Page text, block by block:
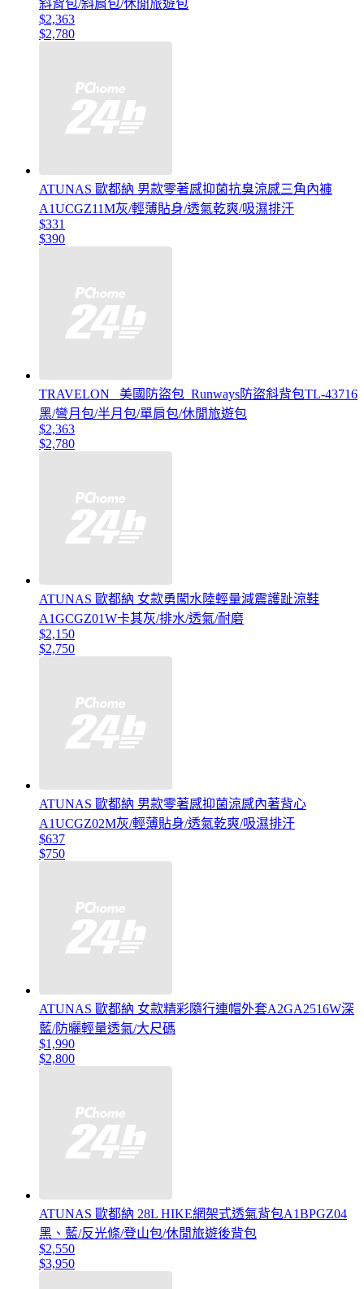
斜背包/斜肩包/休閒旅遊包
$2,363
$2,780
ATUNAS 歐都納 男款零著感抑菌抗臭涼感三角內褲
A1UCGZ11M灰/輕薄貼身/透氣乾爽/吸濕排汗
$331
$390
TRAVELON _美國防盜包_Runways防盜斜背包TL-43716
黑/彎月包/半月包/單肩包/休閒旅遊包
$2,363
$2,780
ATUNAS 歐都納 女款勇闖水陸輕量減震護趾涼鞋
A1GCGZ01W卡其灰/排水/透氣/耐磨
$2,150
$2,750
ATUNAS 歐都納 男款零著感抑菌涼感內著背心
A1UCGZ02M灰/輕薄貼身/透氣乾爽/吸濕排汗
$637
$750
ATUNAS 歐都納 女款精彩隨行連帽外套A2GA2516W深
藍/防曬輕量透氣/大尺碼
$1,990
$2,800
ATUNAS 歐都納 28L HIKE網架式透氣背包A1BPGZ04
黑、藍/反光條/登山包/休閒旅遊後背包
$2,550
$3,950